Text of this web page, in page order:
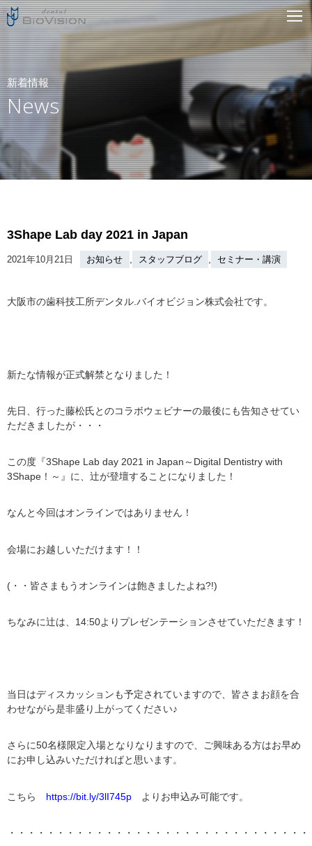
新着情報
News
3Shape Lab day 2021 in Japan
2021年10月21日 お知らせ スタッフブログ セミナー・講演
大阪市の歯科技工所デンタル.バイオビジョン株式会社です。
新たな情報が正式解禁となりました！
先日、行った藤松氏とのコラボウェビナーの最後にも告知させてい
ただきましたが・・・
この度『3Shape Lab day 2021 in Japan～Digital Dentistry with
3Shape！～』に、辻が登壇することになりました！
なんと今回はオンラインではありません！
会場にお越しいただけます！！
(・・皆さまもうオンラインは飽きましたよね?!)
ちなみに辻は、14:50よりプレゼンテーションさせていただきます！
当日はディスカッションも予定されていますので、皆さまお顔を合
わせながら是非盛り上がってください♪
さらに50名様限定入場となりなりますので、ご興味ある方はお早め
にお申し込みいただければと思います。
こちら https://bit.ly/3lI745p よりお申込み可能です。
・・・・・・・・・・・・・・・・・・・・・・・・・・・・・・